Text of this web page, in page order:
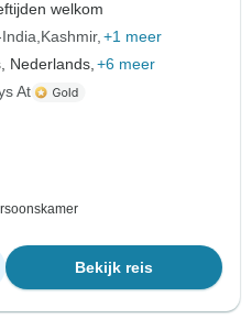
welkom
Kashmir +1 meer
Nederlands, +6 meer
At
Bekijk reis